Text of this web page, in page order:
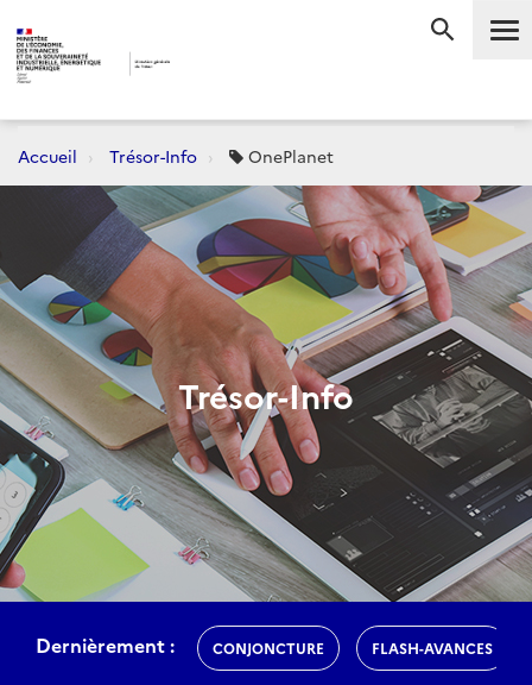
Accueil Trésor-Info OnePlanet
Trésor-Info
Dernièrement : CONJONCTURE FLASH-AVANCES